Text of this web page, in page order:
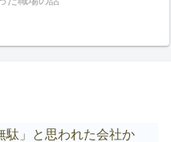
駄」と思われた会社か